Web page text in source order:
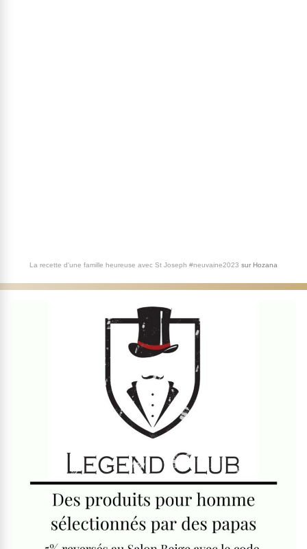
La recette d'une famille heureuse avec St Joseph #neuvaine2023 sur Hozana